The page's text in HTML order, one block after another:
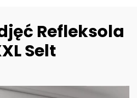
Refleksola
Selt